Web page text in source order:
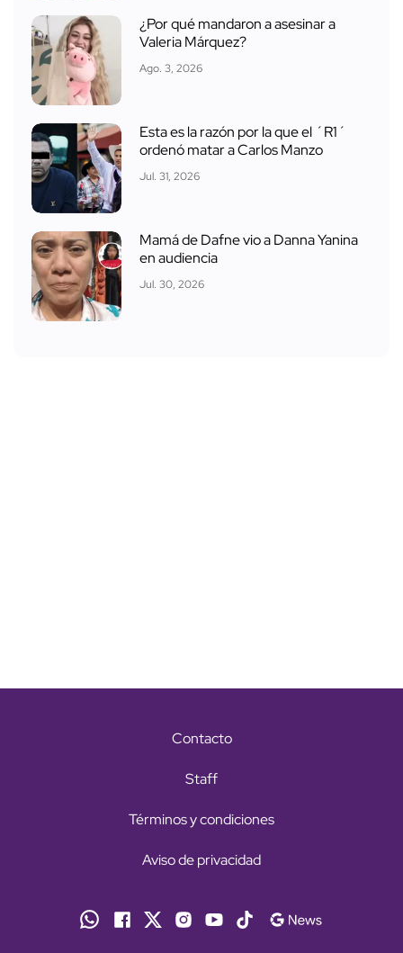
¿Por qué mandaron a asesinar a
Valeria Márquez?
Ago. 3, 2026
Esta es la razón por la que el ´R1´
ordenó matar a Carlos Manzo
Jul. 31, 2026
Mamá de Dafne vio a Danna Yanina
en audiencia
Jul. 30, 2026
Contacto
Staff
Términos y condiciones
Aviso de privacidad